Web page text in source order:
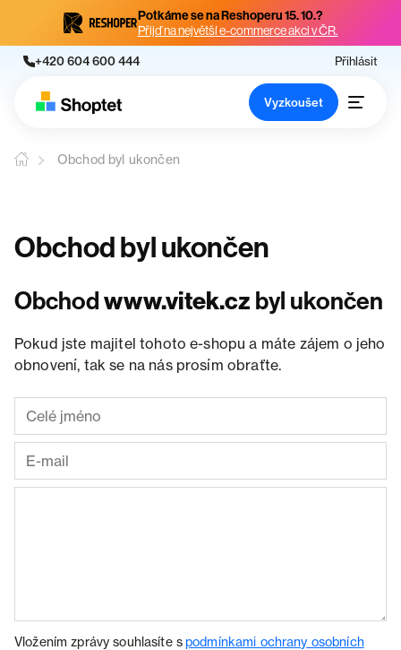
Potkáme se na Reshoperu 15. 10.?
Přijď na největší e-commerce akci v ČR.
+420 604 600 444 Přihlásit
Vyzkoušet
Obchod byl ukončen
Obchod byl ukončen
Obchodwww.vitek.cz byl ukončen
Pokud jste majitel tohoto e-shopu a máte zájem o jeho
obnovení, tak se na nás prosím obraťte.
Vložením zprávy souhlasíte spodmínkami ochrany osobních